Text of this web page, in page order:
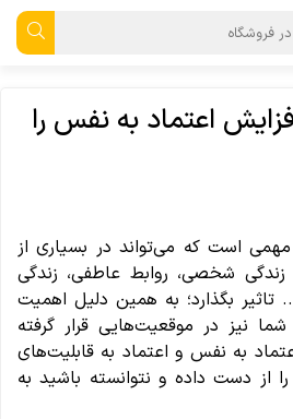
اعتماد به نفس را
است که می‌تواند در بسیاری از
شخصی، روابط عاطفی، زندگی
تاثیر بگذارد؛ به همین دلیل اهمیت
نیز در موقعیت‌هایی قرار گرفته
به نفس و اعتماد به قابلیت‌های
دست داده و نتوانسته باشید به